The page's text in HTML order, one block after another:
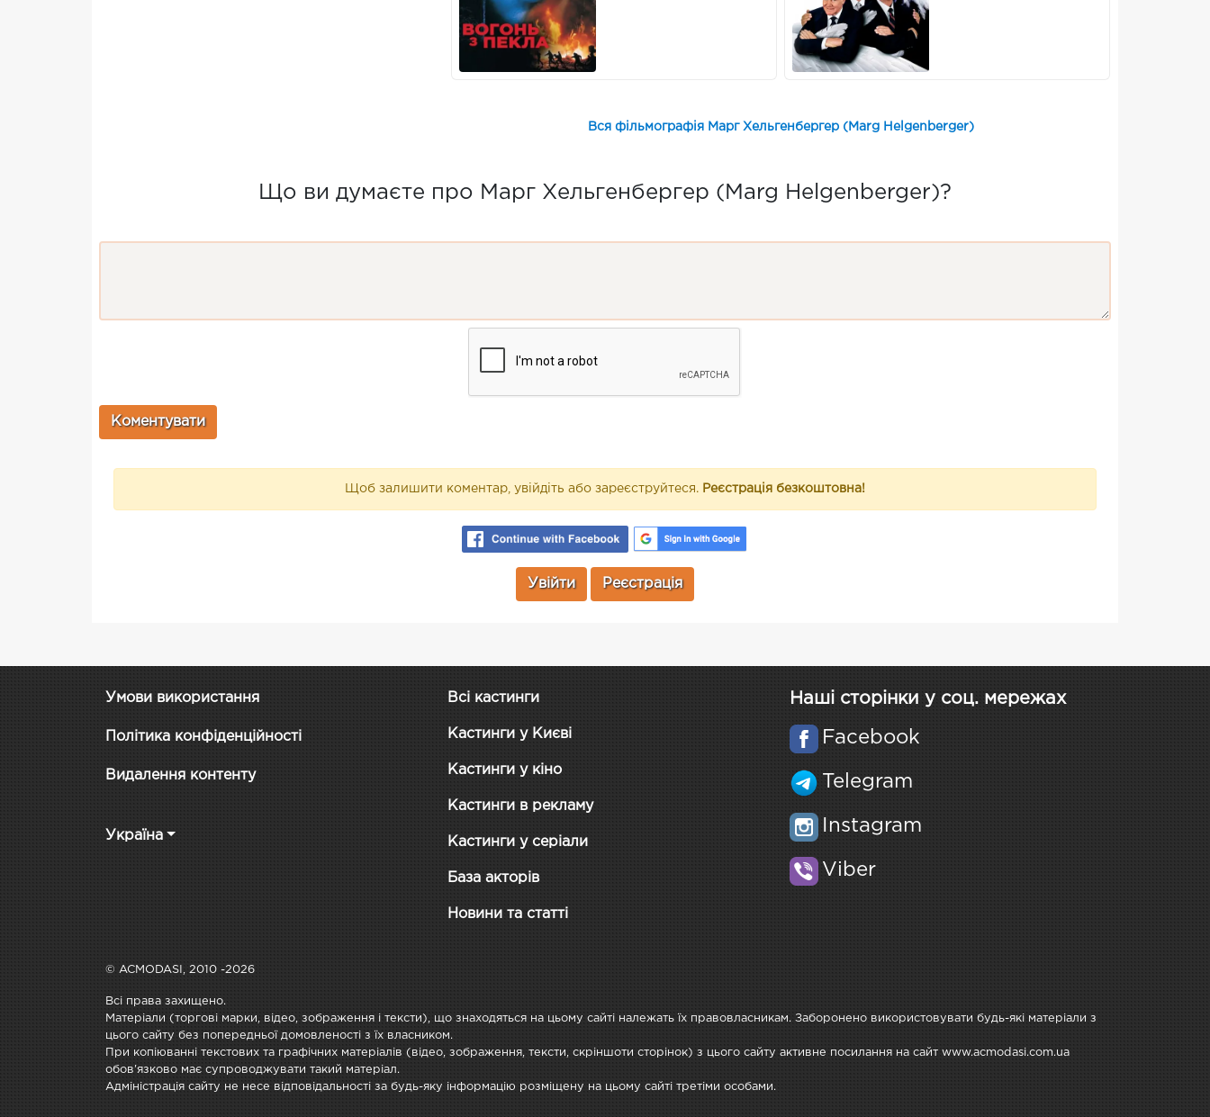
Вся фільмографія Марг Хельгенбергер (Marg Helgenberger)
Що ви думаєте про Марг Хельгенбергер (Marg Helgenberger)?
Щоб залишити коментар, увійдіть або зареєструйтеся. Реєстрація безкоштовна!
Увійти Реєстрація
Умови використання
Політика конфіденційності
Видалення контенту
Україна
Всі кастинги
Кастинги у Києві
Кастинги у кіно
Кастинги в рекламу
Кастинги у серіали
База акторів
Новини та статті
Наші сторінки у соц. мережах
Facebook
Telegram
Instagram
Viber
© ACMODASI, 2010 -2026
Всі права захищено.
Матеріали (торгові марки, відео, зображення і тексти), що знаходяться на цьому сайті належать їх правовласникам. Заборонено використовувати будь-які матеріали з
цього сайту без попередньої домовленості з їх власником.
При копіюванні текстових та графічних матеріалів (відео, зображення, тексти, скріншоти сторінок) з цього сайту активне посилання на сайт www.acmodasi.com.ua
обов'язково має супроводжувати такий матеріал.
Адміністрація сайту не несе відповідальності за будь-яку інформацію розміщену на цьому сайті третіми особами.